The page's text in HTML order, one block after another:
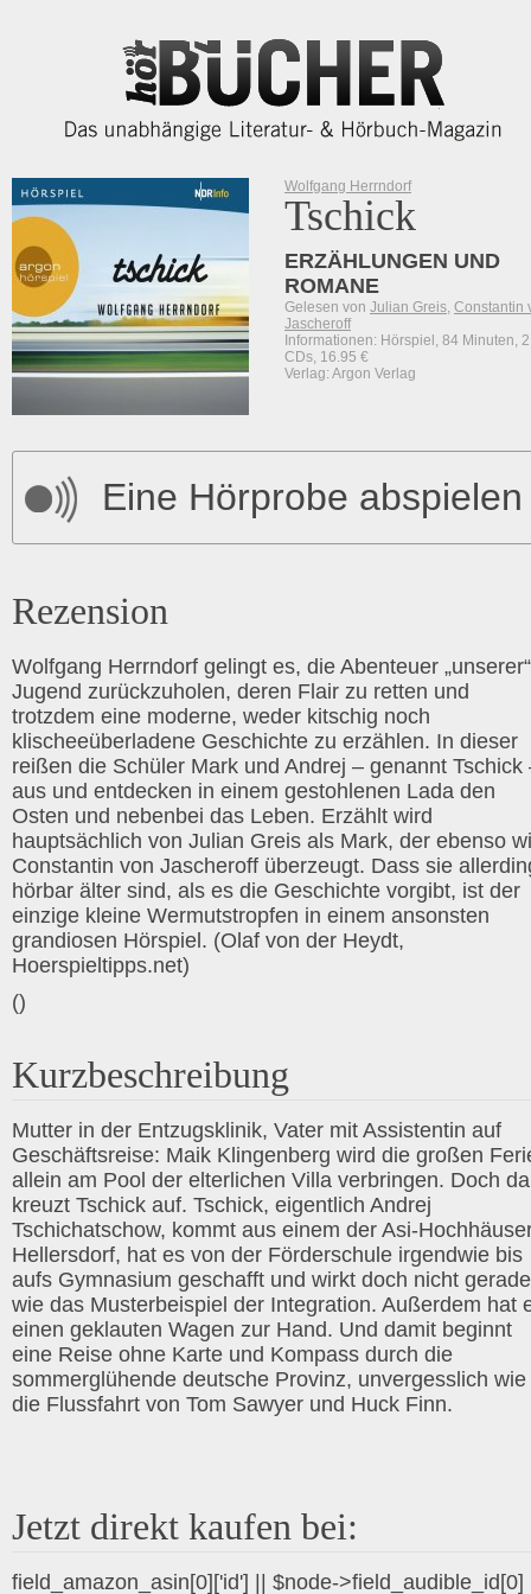
Wolfgang Herrndorf
Tschick
ERZÄHLUNGEN UND
ROMANE
Gelesen von Julian Greis, Constantin
Jascheroff
Informationen: Hörspiel, 84 Minuten, 2
CDs, 16.95 €
Verlag: Argon Verlag
Eine Hörprobe abspielen
Rezension
Wolfgang Herrndorf gelingt es, die Abenteuer „unserer“
Jugend zurückzuholen, deren Flair zu retten und
trotzdem eine moderne, weder kitschig noch
klischeeüberladene Geschichte zu erzählen. In dieser
reißen die Schüler Mark und Andrej – genannt Tschick
aus und entdecken in einem gestohlenen Lada den
Osten und nebenbei das Leben. Erzählt wird
hauptsächlich von Julian Greis als Mark, der ebenso
Constantin von Jascheroff überzeugt. Dass sie
hörbar älter sind, als es die Geschichte vorgibt, ist der
einzige kleine Wermutstropfen in einem ansonsten
grandiosen Hörspiel. (Olaf von der Heydt,
Hoerspieltipps.net)
()
Kurzbeschreibung
Mutter in der Entzugsklinik, Vater mit Assistentin auf
Geschäftsreise: Maik Klingenberg wird die großen
allein am Pool der elterlichen Villa verbringen. Doch
kreuzt Tschick auf. Tschick, eigentlich Andrej
Tschichatschow, kommt aus einem der Asi-
Hellersdorf, hat es von der Förderschule irgendwie bis
aufs Gymnasium geschafft und wirkt doch nicht gerade
wie das Musterbeispiel der Integration. Außerdem hat
einen geklauten Wagen zur Hand. Und damit beginnt
eine Reise ohne Karte und Kompass durch die
sommerglühende deutsche Provinz, unvergesslich wie
die Flussfahrt von Tom Sawyer und Huck Finn.
Jetzt direkt kaufen bei:
field_amazon_asin[0]['id'] || $node->field_audible_id[0]